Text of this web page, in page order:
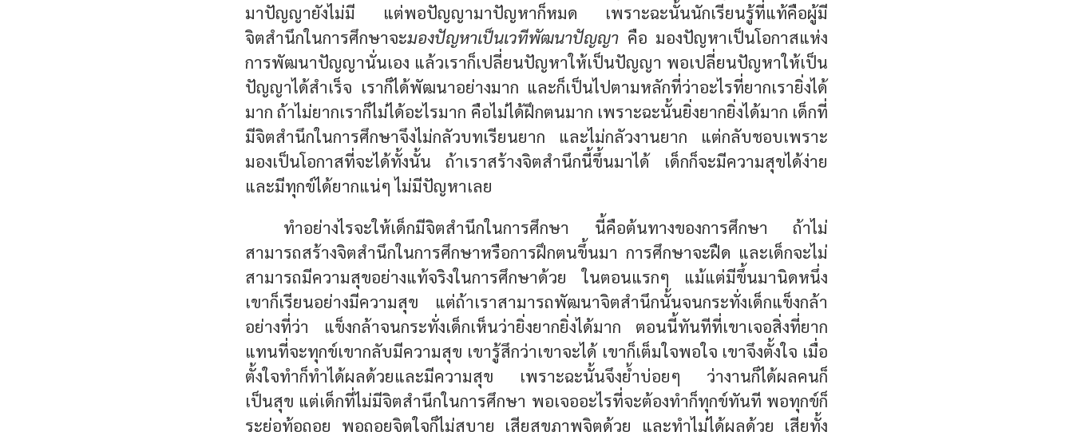
มาปัญญายังไม่มี แต่พอปัญญามาปัญหาก็หมด เพราะฉะนั้นนักเรียนรู้ที่แท้คือผู้มี
จิตสำนึกในการศึกษาจะมองปัญหาเป็นเวทีพัฒนาปัญญา คือ มองปัญหาเป็นโอกาสแห่ง
การพัฒนาปัญญานั่นเอง แล้วเราก็เปลี่ยนปัญหาให้เป็นปัญญา พอเปลี่ยนปัญหาให้เป็น
ปัญญาได้สำเร็จ เราก็ได้พัฒนาอย่างมาก และก็เป็นไปตามหลักที่ว่าอะไรที่ยากเรายิ่งได้
มาก ถ้าไม่ยากเราก็ไม่ได้อะไรมาก คือไม่ได้ฝึกตนมาก เพราะฉะนั้นยิ่งยากยิ่งได้มาก เด็กที่
มีจิตสำนึกในการศึกษาจึงไม่กลัวบทเรียนยาก และไม่กลัวงานยาก แต่กลับชอบเพราะ
มองเป็นโอกาสที่จะได้ทั้งนั้น ถ้าเราสร้างจิตสำนึกนี้ขึ้นมาได้ เด็กก็จะมีความสุขได้ง่าย
และมีทุกข์ได้ยากแน่ๆ ไม่มีปัญหาเลย
ทำอย่างไรจะให้เด็กมีจิตสำนึกในการศึกษา นี้คือต้นทางของการศึกษา ถ้าไม่
สามารถสร้างจิตสำนึกในการศึกษาหรือการฝึกตนขึ้นมา การศึกษาจะฝืด และเด็กจะไม่
สามารถมีความสุขอย่างแท้จริงในการศึกษาด้วย ในตอนแรกๆ แม้แต่มีขึ้นมานิดหนึ่ง
เขาก็เรียนอย่างมีความสุข แต่ถ้าเราสามารถพัฒนาจิตสำนึกนั้นจนกระทั่งเด็กแข็งกล้า
อย่างที่ว่า แข็งกล้าจนกระทั่งเด็กเห็นว่ายิ่งยากยิ่งได้มาก ตอนนี้ทันทีที่เขาเจอสิ่งที่ยาก
แทนที่จะทุกข์เขากลับมีความสุข เขารู้สึกว่าเขาจะได้ เขาก็เต็มใจพอใจ เขาจึงตั้งใจ เมื่อ
ตั้งใจทำก็ทำได้ผลด้วยและมีความสุข เพราะฉะนั้นจึงย้ำบ่อยๆ ว่างานก็ได้ผลคนก็
เป็นสุข แต่เด็กที่ไม่มีจิตสำนึกในการศึกษา พอเจออะไรที่จะต้องทำก็ทุกข์ทันที พอทุกข์ก็
ระย่อท้อถอย พอถอยจิตใจก็ไม่สบาย เสียสุขภาพจิตด้วย และทำไม่ได้ผลด้วย เสียทั้ง